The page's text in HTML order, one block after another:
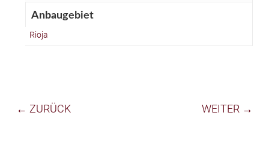
Anbaugebiet
Rioja
← ZURÜCK WEITER →